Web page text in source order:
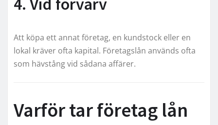
Att köpa ett annat företag, en kundstock eller en
lokal kräver ofta kapital. Företagslån används ofta
som hävstång vid sådana affärer.
Varför tar företag lån